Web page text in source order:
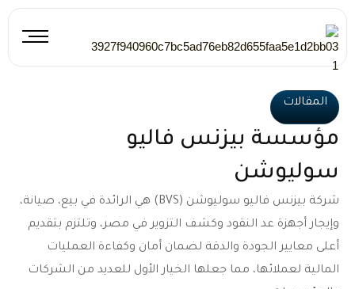
المحتوى
المقالات
مؤسسة بيزنس فاليو
سوليوشن
شركة بيزنس فاليو سوليوشن (BVS) هي الرائدة في بيع، صيانة،
وإيجار أجهزة عد النقود وكشف التزوير في مصر، وتلتزم بتقديم
أعلى معايير الجودة والدقة لضمان أمان وكفاءة العمليات
المالية لعملائها، مما جعلها الخيار الأول للعديد من الشركات